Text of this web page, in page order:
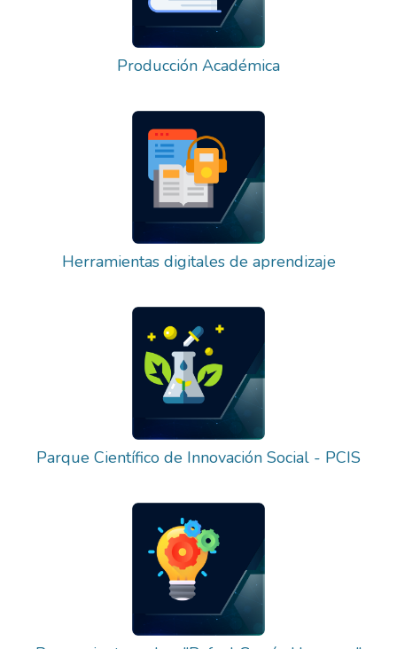
Producción Académica
Herramientas digitales de aprendizaje
Parque Científico de Innovación Social - PCIS